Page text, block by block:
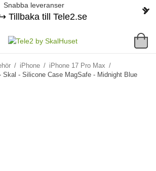
Snabba leveranser
Tillbaka till Tele2.se
/ iPhone / iPhone 17 Pro Max /
Skal - Silicone Case MagSafe - Midnight Blue